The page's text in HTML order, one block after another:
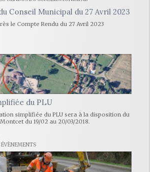
Conseil Municipal du 27 Avril 2023
le Compte Rendu du 27 Avril 2023
du PLU
simplifiée du PLU sera à la disposition du
du 19/02 au 20/03/2018.
ÉVÈNEMENTS